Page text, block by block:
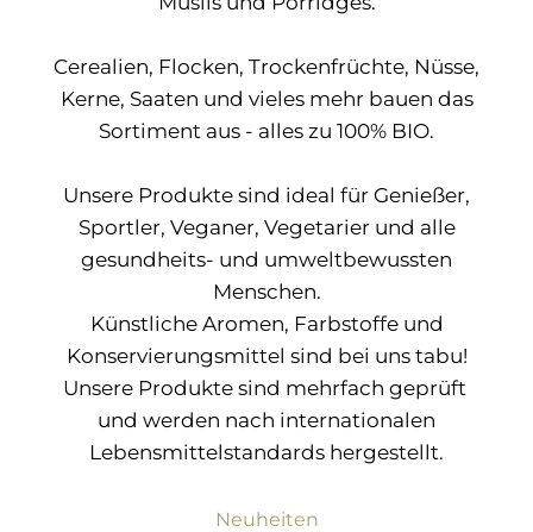
Cerealien, Flocken, Trockenfrüchte, Nüsse,
Kerne, Saaten und vieles mehr bauen das
Sortiment aus - alles zu 100% BIO.
Unsere Produkte sind ideal für Genießer,
Sportler, Veganer, Vegetarier und alle
gesundheits- und umweltbewussten
Menschen.
Künstliche Aromen, Farbstoffe und
Konservierungsmittel sind bei uns tabu!
Unsere Produkte sind mehrfach geprüft
und werden nach internationalen
Lebensmittelstandards hergestellt.
Neuheiten